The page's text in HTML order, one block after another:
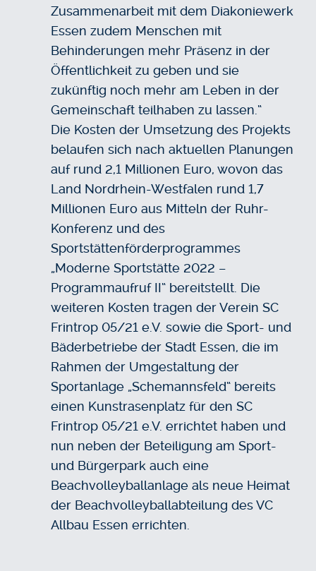
Zusammenarbeit mit dem Diakoniewerk
Essen zudem Menschen mit
Behinderungen mehr Präsenz in der
Öffentlichkeit zu geben und sie
zukünftig noch mehr am Leben in der
Gemeinschaft teilhaben zu lassen.“
Die Kosten der Umsetzung des Projekts
belaufen sich nach aktuellen Planungen
auf rund 2,1 Millionen Euro, wovon das
Land Nordrhein-Westfalen rund 1,7
Millionen Euro aus Mitteln der Ruhr-
Konferenz und des
Sportstättenförderprogrammes
„Moderne Sportstätte 2022 –
Programmaufruf II“ bereitstellt. Die
weiteren Kosten tragen der Verein SC
Frintrop 05/21 e.V. sowie die Sport- und
Bäderbetriebe der Stadt Essen, die im
Rahmen der Umgestaltung der
Sportanlage „Schemannsfeld“ bereits
einen Kunstrasenplatz für den SC
Frintrop 05/21 e.V. errichtet haben und
nun neben der Beteiligung am Sport-
und Bürgerpark auch eine
Beachvolleyballanlage als neue Heimat
der Beachvolleyballabteilung des VC
Allbau Essen errichten.